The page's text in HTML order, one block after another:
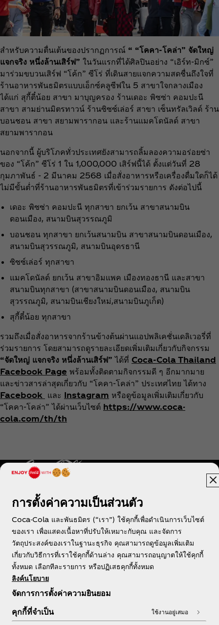
สำหรับความตื่นเต้นของปรากฏการณ์ “ “โคคา-โคล่า” จัดใหญ่
แจกจริง หนึ่งล้านเสิร์ฟ” ในวันแรกที่ได้ศิลปินอย่าง “เอิร์ท-มิกซ์”
มาร่วมขบวนเสิร์ฟ “โค้ก” ซีโร่ ที่เดินสายแจกความสดชื่นถึงใจที่
ร้านอาหารพันธมิตรแบบเอ็กซ์คลูซีฟใน 5 สาขาใจกลางเมือง
ได้แก่ สุกี้ตี๋น้อย สาขา มาบุญครอง ร้านเดอะ พิซซ่า คอมปะนี
สาขา สามย่านมิตรทาวน์ ร้านซิซซ์เล่อร์ สาขา เซ็นทรัลเวิลด์ ร้าน
บอนชอน สาขา สยามพารากอน และร้านแมคโดนัลด์ สาขา
สยามพารากอน
นอกจากนี้ ผู้บริโภคทั่วประเทศยังสามารถลิ้มลองความอร่อยซ่า
ของ “โค้ก” ซีโร่ 1 ใน 1,000,000 เสิร์ฟนี้ได้ ตั้งแต่วันที่ 28
กุมภาพันธ์ - 2 มีนาคม 2568 เมื่อสั่งอาหารหรือเครื่องดื่มใดก็ได้
ไม่มีขั้นต่ำที่ร้านอาหารพันธมิตรที่เข้าร่วมรายการ ดังต่อไปนี้
เดอะ พิซซ่า คอมปะนี ทุกสาขา ยกเว้น สาขาสนามบิน
ดอนเมือง, สนามบินสุวรรณภูมิ
บอนชอน ทุกสาขา ยกเว้นสนามบิน สาขาสนามบินดอนเมือง,
สนามบินสุวรรณภูมิ, สนามบินอุดรธานี
ซิซซ์เล่อร์ ทุกสาขา
แมคโดนัลด์ ยกเว้น สาขาอิมแพค เมืองทองธานี และสาขา
สนามบินทุกสาขา (สาขาสนามบินดอนเมือง, สนามบิน
สุวรรณภูมิ, สนามบินเชียงใหม่,สนามบินภูเก็ต)
สุกี้ตี๋น้อย ทุกสาขา
รวมถึงเมื่อสั่งอาหารจากร้านข้างต้นผ่านแอปพลิเคชั่นเดลิเวอรี่ที่
ร่วมรายการ โดยสามารถดูรายละเอียดเพิ่มเติมเกี่ยวกับกิจกรรม
“จัดใหญ่ แจกจริง หนึ่งล้านเสิร์ฟ”ได้ที่ Coca‑Cola Thailand
Facebook Page พร้อมทั้งติดตามกิจกรรมดี ๆ อีกมากมาย
และข่าวสารล่าสุดเกี่ยวกับ “โคคา-โคล่า” ประเทศไทย ได้ทาง
Facebook
และ Instagram หรือดูข้อมูลเพิ่มเติมเกี่ยวกับ
“โคคา-โคล่า” ได้ผ่านเว็บไซต์ https://www.coca-
cola.com/th/th
ประเทศไทย
เกี่ยวกับเรา
หากต้องการความช่วยเหลือ
การตั้งค่าความเป็นส่วนตัว
Coca-Cola และพันธมิตร (“เรา”) ใช้คุกกี้เพื่อดำเนินการเว็บไซต์
ของเรา เพื่อแสดงเนื้อหาที่ปรับให้เหมาะกับคุณ และจัดการ
วัตถุประสงค์ของเราในฐานะธุรกิจ คุณสามารถดูข้อมูลเพิ่มเติม
เกี่ยวกับวิธีการที่เราใช้คุกกี้ด้านล่าง คุณสามารถอนุญาตให้ใช้คุกกี้
ทั้งหมด เลือกทีละรายการ หรือปฏิเสธคุกกี้ทั้งหมด
ลิงค์นโยบาย
จัดการการตั้งค่าความยินยอม
คุกกี้ที่จำเป็น
ใช้งานอยู่เสมอ